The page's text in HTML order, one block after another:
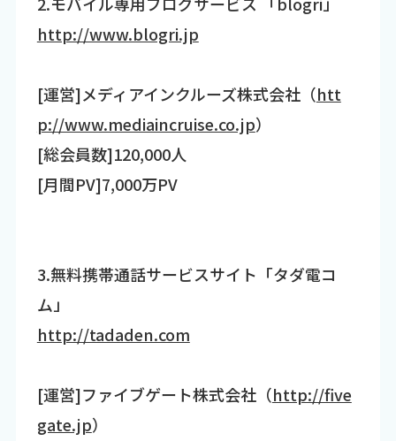
http://www.blogri.jp
[運営]メディアインクルーズ株式会社（htt
p://www.mediaincruise.co.jp）
[総会員数]120,000人
[月間PV]7,000万PV
3.無料携帯通話サービスサイト「タダ電コ
ム」
http://tadaden.com
[運営]ファイブゲート株式会社（http://five
gate.jp）